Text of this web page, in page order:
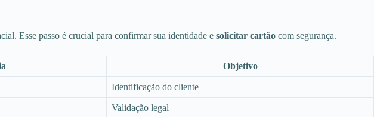
Esse passo é crucial para confirmar sua identidade e solicitar cartão com segurança.
Objetivo
Identificação do cliente
Validação legal